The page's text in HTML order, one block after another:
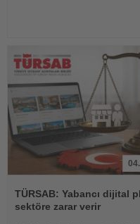
Oku
TÜRSAB: Yabancı dijital
sektöre zarar verir